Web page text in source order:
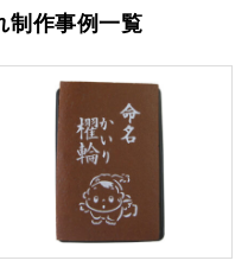
制作事例一覧